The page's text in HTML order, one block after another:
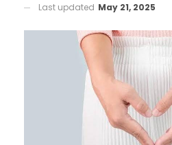
Last updated May 21, 2025